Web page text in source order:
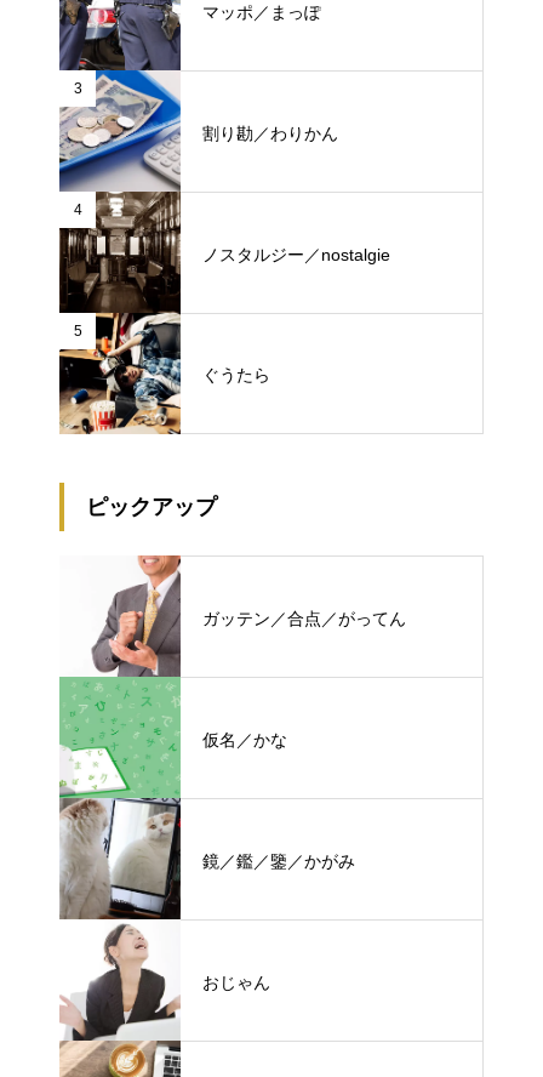
マッポ／まっぽ
3
割り勘／わりかん
4
ノスタルジー／nostalgie
5
ぐうたら
ピックアップ
ガッテン／合点／がってん
仮名／かな
鏡／鑑／鑒／かがみ
おじゃん